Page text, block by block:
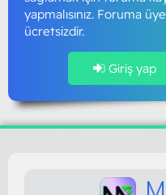
yapmalısınız. Foruma
ücretsizdir.
Giriş yap